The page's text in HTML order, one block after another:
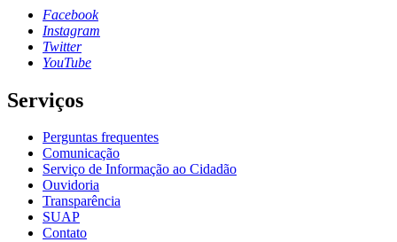
Facebook
Instagram
Twitter
YouTube
Serviços
Perguntas frequentes
Comunicação
Serviço de Informação ao Cidadão
Ouvidoria
Transparência
SUAP
Contato